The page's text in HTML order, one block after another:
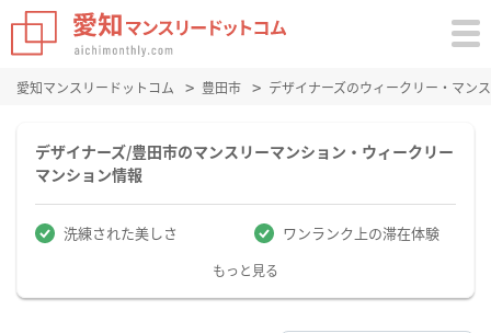
愛知マンスリードットコム 豊田市 デザイナーズのウィークリー・マン
デザイナーズ/豊田市のマンスリーマンション・ウィークリー
マンション情報
洗練された美しさ ワンランク上の滞在体験
もっと見る